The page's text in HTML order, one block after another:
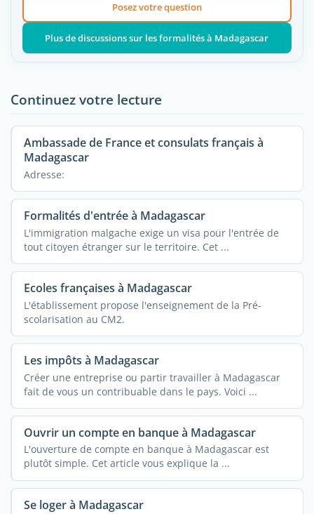
Posez votre question
Plus de discussions sur les formalités à Madagascar
Continuez votre lecture
Ambassade de France et consulats français à
Madagascar
Adresse:
Formalités d'entrée à Madagascar
L'immigration malgache exige un visa pour l'entrée de
tout citoyen étranger sur le territoire. Cet ...
Ecoles françaises à Madagascar
L'établissement propose l'enseignement de la Pré-
scolarisation au CM2.
Les impôts à Madagascar
Créer une entreprise ou partir travailler à Madagascar
fait de vous un contribuable dans le pays. Voici ...
Ouvrir un compte en banque à Madagascar
L'ouverture de compte en banque à Madagascar est
plutôt simple. Cet article vous explique la ...
Se loger à Madagascar